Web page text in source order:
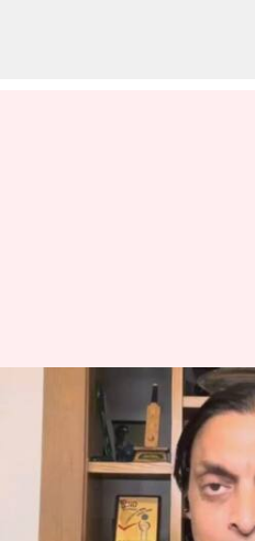
PAK Vs AFG:
పోరాడాల్సి
Jayachandra Akuri Oct 23,
ఈ వార్తాకథనం ఏంటి